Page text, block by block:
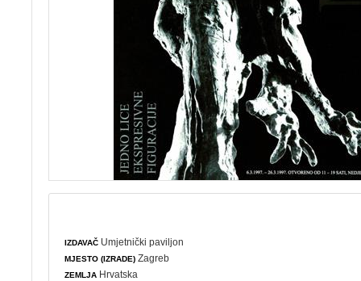
IZDAVAČ Umjetnički paviljon
MJESTO (IZRADE) Zagreb
ZEMLJA Hrvatska